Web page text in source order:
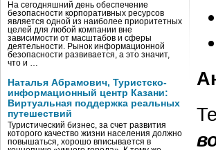
На сегодняшний день обеспечение
безопасности корпоративных ресурсов
является одной из наиболее приоритетных
целей для любой компании вне
зависимости от масштабов и сферы
деятельности. Рынок информационной
безопасности развивается, а это значит,
что и …
Наталья Абрамович, Туристско-
информационный центр Казани:
Виртуальная поддержка реальных
путешествий
Туристический бизнес, за счет развития
которого качество жизни населения должно
повышаться, хорошо вписывается в